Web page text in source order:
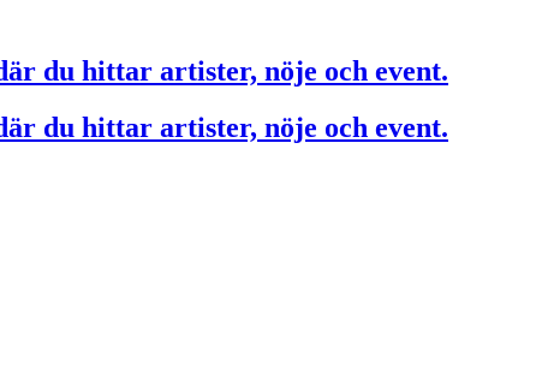
du hittar artister, nöje och event.
du hittar artister, nöje och event.